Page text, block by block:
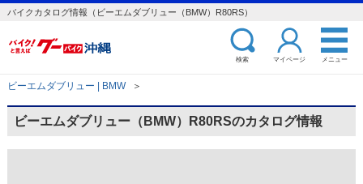
バイクカタログ情報（ビーエムダブリュー（BMW）R80RS）
検索 マイページ メニュー
ビーエムダブリュー | BMW ＞
ビーエムダブリュー（BMW）R80RSのカタログ情報